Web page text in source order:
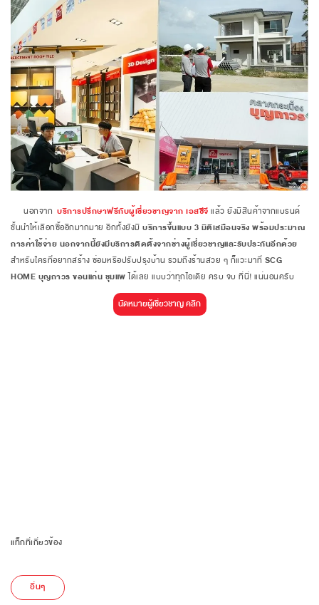
นอกจาก บริการปรึกษาฟรีกับผู้เชี่ยวชาญจาก เอสซีจี แล้ว ยังมีสินค้าจากแบรนด์
ชั้นนำให้เลือกซื้ออีกมากมาย อีกทั้งยังมี บริการขึ้นแบบ 3 มิติเสมือนจริง พร้อมประมาณ
การค่าใช้จ่าย นอกจากนี้ยังมีบริการติดตั้งจากช่างผู้เชี่ยวชาญและรับประกันอีกด้วย
สำหรับใครที่อยากสร้าง ซ่อมหรือปรับปรุงบ้าน รวมถึงร้านสวย ๆ ก็แวะมาที่ SCG
HOME บุญถาวร ขอนแก่น ชุมแพได้เลย แบบว่าทุกไอเดีย ครบ จบ ที่นี่! แน่นอนครับ
แท็กที่เกี่ยวข้อง
อื่นๆ